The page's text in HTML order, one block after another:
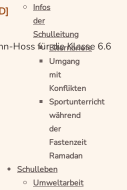
Infos
der
Schulleitung
Elternbriefe
Umgang
mit
Konflikten
Sportunterricht
während
der
Fastenzeit
Ramadan
Schulleben
Umweltarbeit
Hoss für die Klasse 6.6